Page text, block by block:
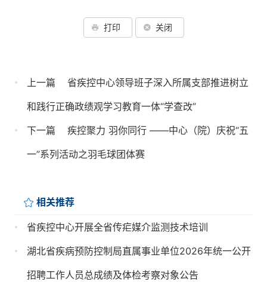
打印 关闭
上一篇
省疾控中心领导班子深入所属支部推进树立
和践行正确政绩观学习教育一体“学查改”
下一篇
疾控聚力 羽你同行 ——中心（院）庆祝“五
一”系列活动之羽毛球团体赛
相关推荐
省疾控中心开展全省传疟媒介监测技术培训
湖北省疾病预防控制局直属事业单位2026年统一公开
招聘工作人员总成绩及体检考察对象公告